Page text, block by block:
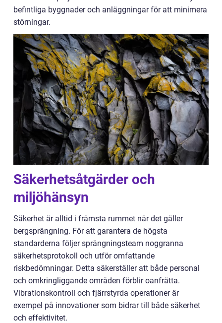
befintliga byggnader och anläggningar för att minimera
störningar.
Säkerhetsåtgärder och
miljöhänsyn
Säkerhet är alltid i främsta rummet när det gäller
bergsprängning. För att garantera de högsta
standarderna följer sprängningsteam noggranna
säkerhetsprotokoll och utför omfattande
riskbedömningar. Detta säkerställer att både personal
och omkringliggande områden förblir oanfrätta.
Vibrationskontroll och fjärrstyrda operationer är
exempel på innovationer som bidrar till både säkerhet
och effektivitet.